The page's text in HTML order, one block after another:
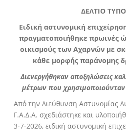
ΔΕΛΤΙΟ
Ειδική αστυνομική
πραγματοποιήθηκε πρωινές
οικισμούς των Αχαρνών με
κάθε μορφής παράνομης
Διενεργήθηκαν αποξηλώσεις
μέτρων που
Από την Διεύθυνση Αστυνομίας
Γ.Α.Δ.Α. σχεδιάστηκε και
3-7-2026, ειδική αστυνομική